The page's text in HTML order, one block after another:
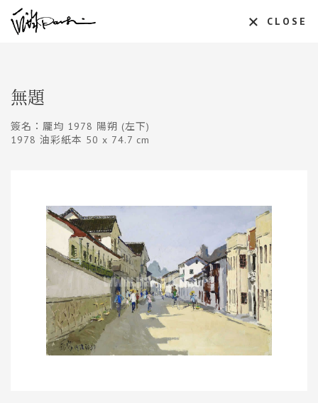
CLOSE
無題
簽名：龎均 1978 陽朔 (左下)
1978 油彩紙本 50 x 74.7 cm